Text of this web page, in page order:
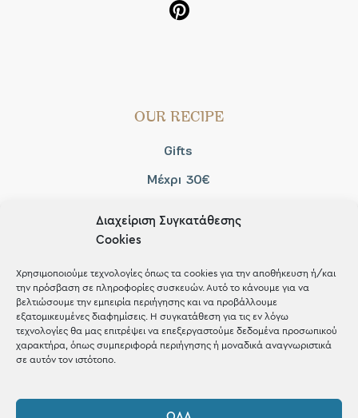
Διαχείριση Συγκατάθεσης
Cookies
Χρησιμοποιούμε τεχνολογίες όπως τα cookies για την αποθήκευση ή/και
την πρόσβαση σε πληροφορίες συσκευών. Αυτό το κάνουμε για να
βελτιώσουμε την εμπειρία περιήγησης και να προβάλλουμε
εξατομικευμένες διαφημίσεις. Η συγκατάθεση για τις εν λόγω
τεχνολογίες θα μας επιτρέψει να επεξεργαστούμε δεδομένα προσωπικού
χαρακτήρα, όπως συμπεριφορά περιήγησης ή μοναδικά αναγνωριστικά
σε αυτόν τον ιστότοπο.
OUR RECIPE
Gifts
Μέχρι 30€
Shop the look
ΚΑΤΑΣΤΗΜΑ
2421 217300